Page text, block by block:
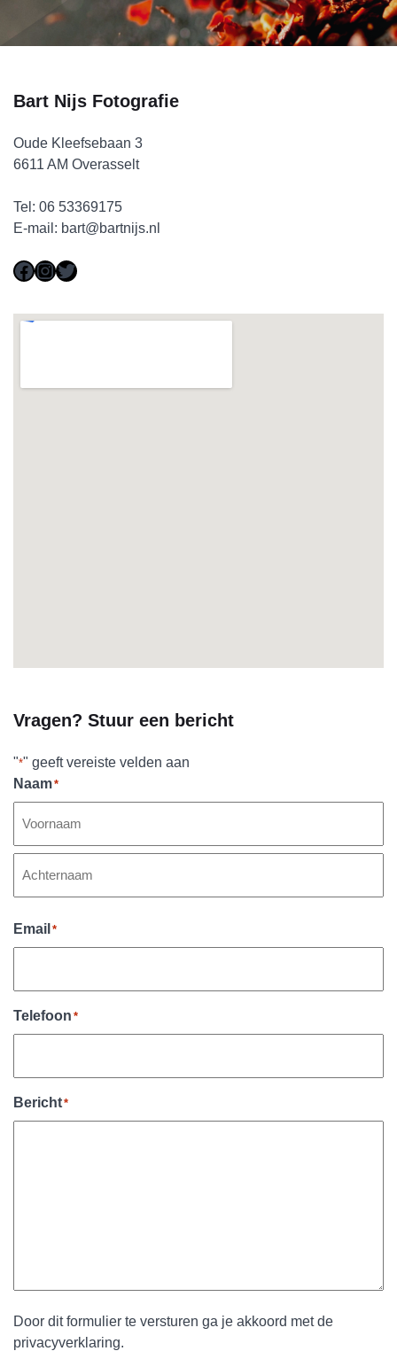
Bart Nijs Fotografie
Oude Kleefsebaan 3
6611 AM Overasselt
Tel: 06 53369175
E-mail: bart@bartnijs.nl
Facebook
Instagram
Twitter
Vragen? Stuur een bericht
"*" geeft vereiste velden aan
Naam*
Voornaam
Email *
Telefoon *
Bericht*
Door dit formulier te versturen ga je akkoord met de
privacyverklaring.